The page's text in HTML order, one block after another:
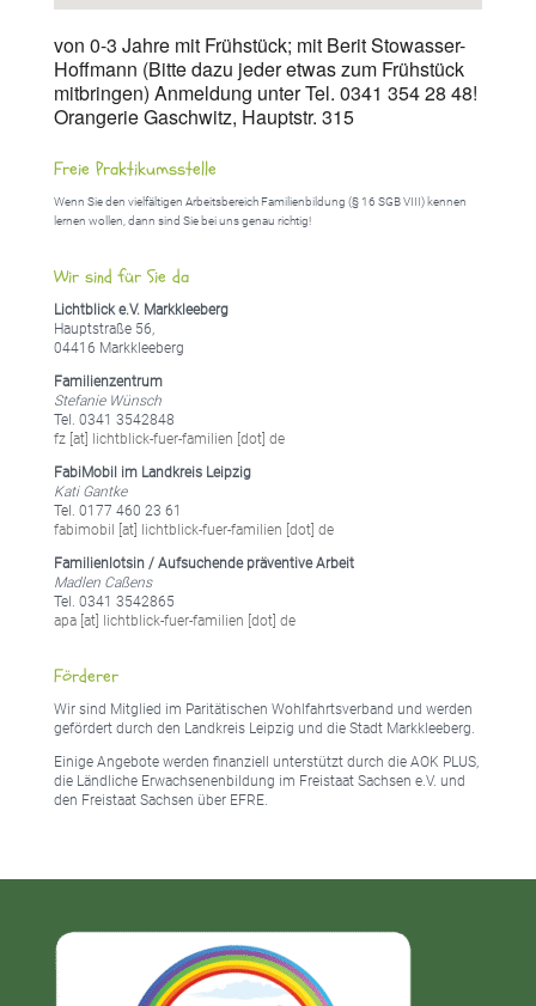
von 0-3 Jahre mit Frühstück; mit Berit Stowasser-
Hoffmann (Bitte dazu jeder etwas zum Frühstück
mitbringen) Anmeldung unter Tel. 0341 354 28 48!
Orangerie Gaschwitz, Hauptstr. 315
Freie Praktikumsstelle
Wenn Sie den vielfältigen Arbeitsbereich Familienbildung (§ 16 SGB VIII) kennen
lernen wollen, dann sind Sie bei uns genau richtig!
Wir sind für Sie da
Lichtblick e.V. Markkleeberg
Hauptstraße 56,
04416 Markkleeberg
Familienzentrum
Stefanie Wünsch
Tel. 0341 3542848
fz [at] lichtblick-fuer-familien [dot] de
FabiMobil im Landkreis Leipzig
Kati Gantke
Tel. 0177 460 23 61
fabimobil [at] lichtblick-fuer-familien [dot] de
Familienlotsin / Aufsuchende präventive Arbeit
Madlen Caßens
Tel. 0341 3542865
apa [at] lichtblick-fuer-familien [dot] de
Förderer
Wir sind Mitglied im Paritätischen Wohlfahrtsverband und werden
gefördert durch den Landkreis Leipzig und die Stadt Markkleeberg.
Einige Angebote werden finanziell unterstützt durch die AOK PLUS,
die Ländliche Erwachsenenbildung im Freistaat Sachsen e.V. und
den Freistaat Sachsen über EFRE.